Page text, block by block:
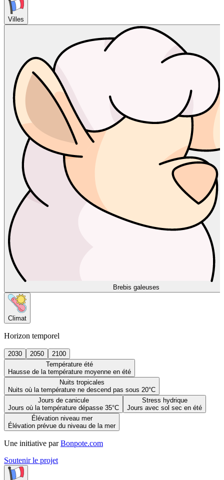
Villes
Brebis galeuses
Climat
Horizon temporel
2030 2050
2100
Température été
Hausse de la température moyenne en été
Nuits tropicales
Nuits où la température ne descend pas sous 20°C
Jours de canicule
Jours où la température dépasse 35°C
Stress hydrique
Jours avec sol sec en été
Élévation niveau mer
Élévation prévue du niveau de la mer
Une initiative par Bonpote.com
Soutenir le projet